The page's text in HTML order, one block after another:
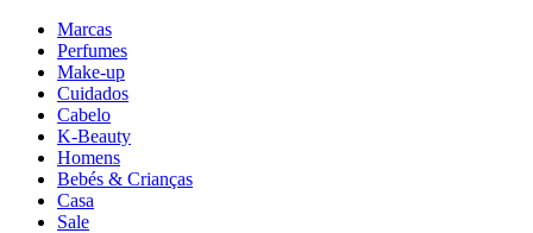
Marcas
Perfumes
Make-up
Cuidados
Cabelo
K-Beauty
Homens
Bebés & Crianças
Casa
Sale